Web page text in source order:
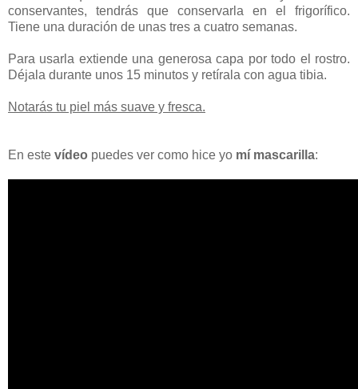
conservantes, tendrás que conservarla en el frigorífico.
Tiene una duración de unas tres a cuatro semanas.
Para usarla extiende una generosa capa por todo el rostro.
Déjala durante unos 15 minutos y retírala con agua tibia.
Notarás tu piel más suave y fresca.
En este vídeo puedes ver como hice yo mí mascarilla: